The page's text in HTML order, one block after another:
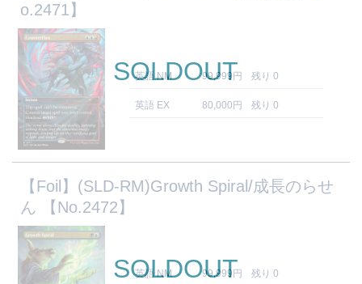
o.2471】
英語 NM 99,999円 残り 0
英語 EX 80,000円 残り 0
SOLDOUT
【Foil】(SLD-RM)Growth Spiral/成長のらせ
ん 【No.2472】
英語 NM 99,999円 残り 0
SOLDOUT